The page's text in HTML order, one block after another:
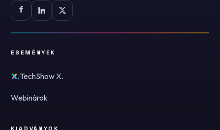
ESEMÉNYEK
TechShow X.
Webinárok
KIADVÁNYOK